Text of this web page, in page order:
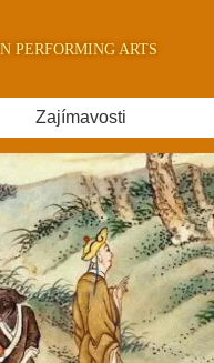
PERFORMING ARTS
Zajímavosti